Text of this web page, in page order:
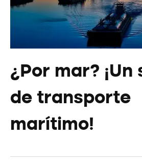
¿Por mar? ¡Un
de transporte
marítimo!